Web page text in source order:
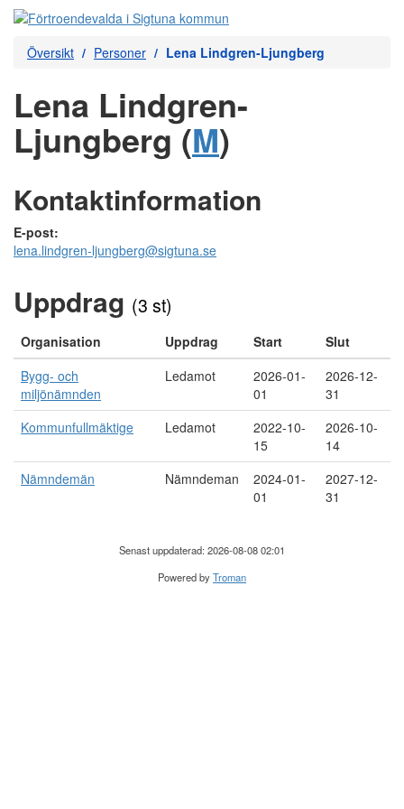
Översikt Personer Lena Lindgren-Ljungberg
Lena Lindgren-
Ljungberg (M)
Kontaktinformation
E-post:
lena.lindgren-ljungberg@sigtuna.se
Uppdrag (3 st)
Organisation Uppdrag Start
Slut
Bygg- och
miljönämnden
Ledamot
2026-01-
01
2026-12-
31
Kommunfullmäktige
Ledamot
2022-10-
15
2026-10-
14
Nämndemän
Nämndeman
2024-01-
01
2027-12-
31
Senast uppdaterad: 2026-08-08 02:01
Powered byTroman